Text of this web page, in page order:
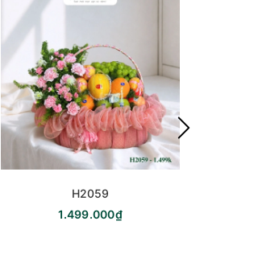
H2059
1.499.000₫